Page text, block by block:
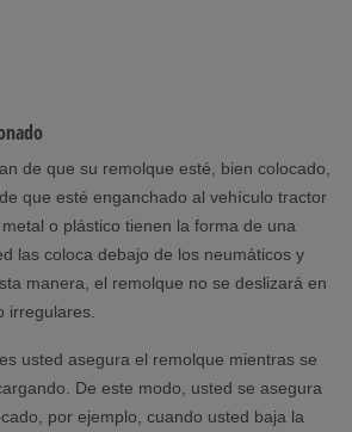
de que su remolque esté, bien colocado,
que esté enganchado al vehículo tractor
o plástico tienen la forma de una
las coloca debajo de los neumáticos y
manera, el remolque no se deslizará en
irregulares.
usted asegura el remolque mientras se
De este modo, usted se asegura
por ejemplo, cuando usted baja la